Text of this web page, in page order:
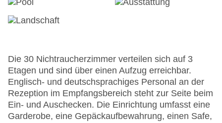
Die 30 Nichtraucherzimmer verteilen sich auf 3
Etagen und sind über einen Aufzug erreichbar.
Englisch- und deutschsprachiges Personal an der
Rezeption im Empfangsbereich steht zur Seite beim
Ein- und Auschecken. Die Einrichtung umfasst eine
Garderobe, eine Gepäckaufbewahrung, einen Safe,